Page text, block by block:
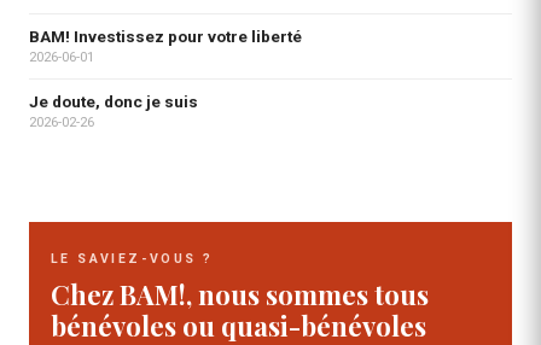
BAM! Investissez pour votre liberté
2026-06-01
Je doute, donc je suis
2026-02-26
LE SAVIEZ-VOUS ?
Chez BAM!, nous sommes tous
bénévoles ou quasi-bénévoles